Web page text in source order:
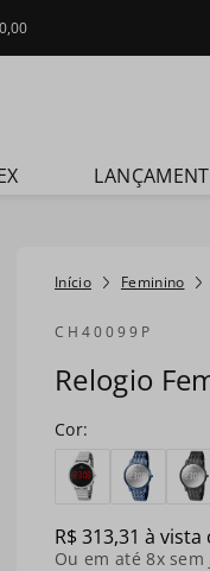
Feminino
CH40099P
Relogio
R$313,31 à vista
Ou em até8x sem